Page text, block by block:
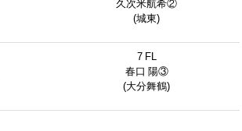
久次米航希②
(城東)
7 FL
春口 陽③
(大分舞鶴)